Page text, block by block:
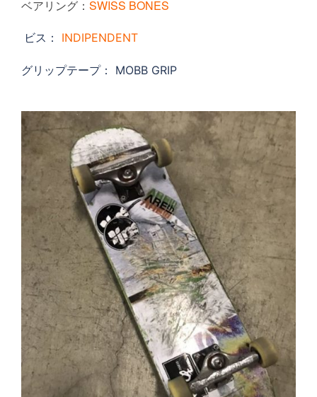
ベアリング： SWISS BONES
ビス： INDIPENDENT
グリップテープ： MOBB GRIP